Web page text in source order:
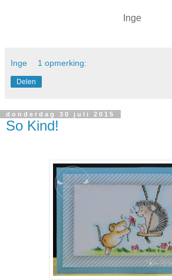
Inge
Inge 1 opmerking:
Delen
donderdag 30 juli 2015
So Kind!